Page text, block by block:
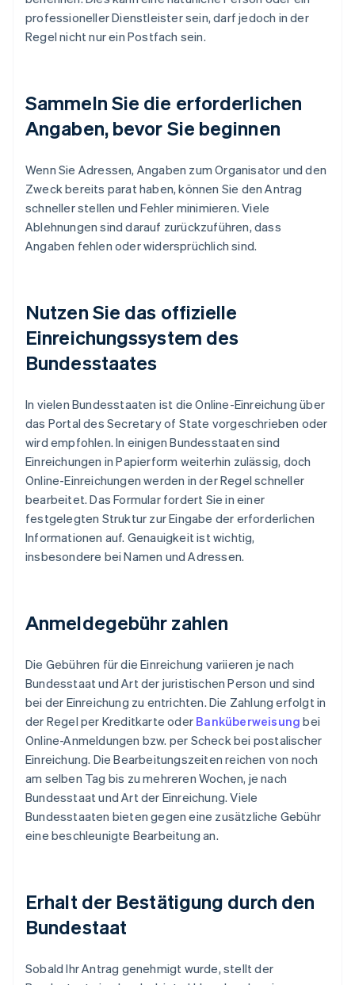
professioneller Dienstleister sein, darf jedoch in der
Regel nicht nur ein Postfach sein.
Sammeln Sie die erforderlichen
Angaben, bevor Sie beginnen
Wenn Sie Adressen, Angaben zum Organisator und den
Zweck bereits parat haben, können Sie den Antrag
schneller stellen und Fehler minimieren. Viele
Ablehnungen sind darauf zurückzuführen, dass
Angaben fehlen oder widersprüchlich sind.
Nutzen Sie das offizielle
Einreichungssystem des
Bundesstaates
In vielen Bundesstaaten ist die Online-Einreichung über
das Portal des Secretary of State vorgeschrieben oder
wird empfohlen. In einigen Bundesstaaten sind
Einreichungen in Papierform weiterhin zulässig, doch
Online-Einreichungen werden in der Regel schneller
bearbeitet. Das Formular fordert Sie in einer
festgelegten Struktur zur Eingabe der erforderlichen
Informationen auf. Genauigkeit ist wichtig,
insbesondere bei Namen und Adressen.
Anmeldegebühr zahlen
Die Gebühren für die Einreichung variieren je nach
Bundesstaat und Art der juristischen Person und sind
bei der Einreichung zu entrichten. Die Zahlung erfolgt in
der Regel per Kreditkarte oder Banküberweisung bei
Online-Anmeldungen bzw. per Scheck bei postalischer
Einreichung. Die Bearbeitungszeiten reichen von noch
am selben Tag bis zu mehreren Wochen, je nach
Bundesstaat und Art der Einreichung. Viele
Bundesstaaten bieten gegen eine zusätzliche Gebühr
eine beschleunigte Bearbeitung an.
Erhalt der Bestätigung durch den
Bundestaat
Sobald Ihr Antrag genehmigt wurde, stellt der